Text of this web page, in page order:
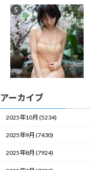
アーカイブ
2025年10月 (5234)
2025年9月 (7430)
2025年8月 (7924)